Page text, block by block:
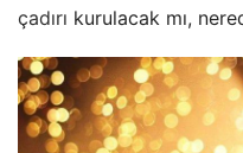
çadırı kurulacak mı,